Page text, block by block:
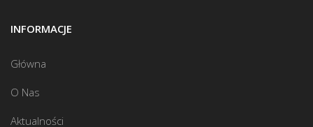
INFORMACJE
Główna
O Nas
Aktualności